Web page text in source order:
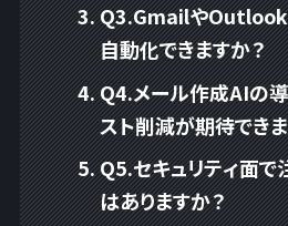
Q3.GmailやOutlook
自動化できますか？
Q4.メール作成AIの
スト削減が期待でき
Q5.セキュリティ面で
はありますか？